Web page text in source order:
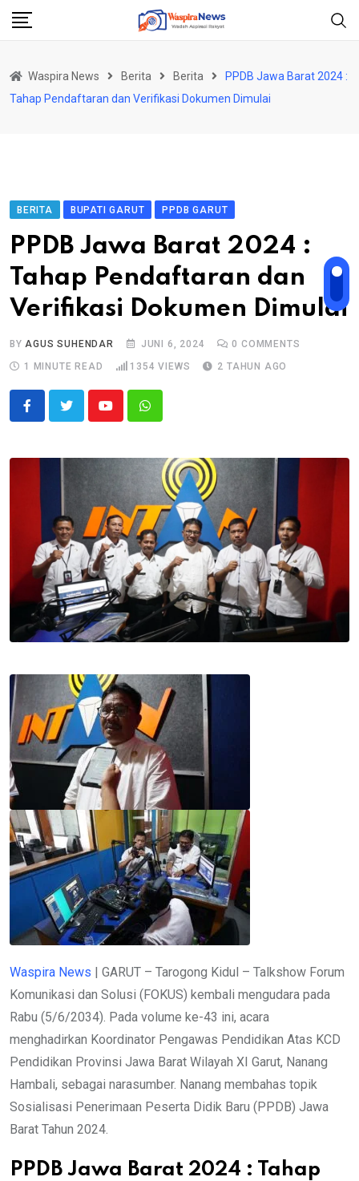
Skip
Waspira News Berita Berita
PPDB Jawa Barat 2024 :
Tahap Pendaftaran dan Verifikasi Dokumen Dimulai
BERITA BUPATI GARUT PPDB GARUT
PPDB Jawa Barat 2024 :
Tahap Pendaftaran dan
Verifikasi Dokumen Dimulai
BYAGUS SUHENDAR JUNI 6, 2024 0 COMMENTS
1 MINUTE READ
1354 VIEWS 2 TAHUN AGO
YoutubeWhatsapp
Waspira News | GARUT – Tarogong Kidul – Talkshow Forum
Komunikasi dan Solusi (FOKUS) kembali mengudara pada
Rabu (5/6/2034). Pada volume ke-43 ini, acara
menghadirkan Koordinator Pengawas Pendidikan Atas KCD
Pendidikan Provinsi Jawa Barat Wilayah XI Garut, Nanang
Hambali, sebagai narasumber. Nanang membahas topik
Sosialisasi Penerimaan Peserta Didik Baru (PPDB) Jawa
Barat Tahun 2024.
PPDB Jawa Barat 2024 : Tahap